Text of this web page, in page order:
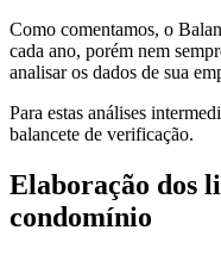
Como comentamos, o
cada ano, porém nem
analisar os dados de sua
Para estas análises
balancete de verificação.
Elaboração dos
condomínio